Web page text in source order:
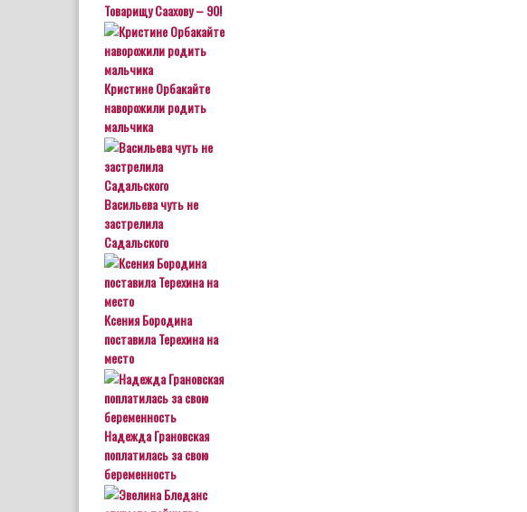
Товарищу Саахову – 90!
Кристине Орбакайте
наворожили родить
мальчика
Васильева чуть не
застрелила
Садальского
Ксения Бородина
поставила Терехина на
место
Надежда Грановская
поплатилась за свою
беременность